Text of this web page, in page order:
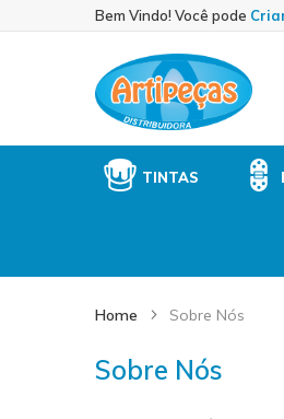
Bem Vindo! Você pode
TINTAS
Home Sobre Nós
Sobre Nós